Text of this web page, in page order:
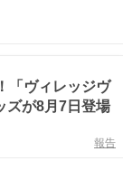
「ヴィレッジヴ
ズが8月7日登場
報告